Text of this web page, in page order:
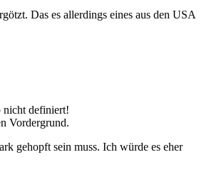
Das es allerdings eines aus den USA
nicht definiert!
Vordergrund.
gehopft sein muss. Ich würde es eher